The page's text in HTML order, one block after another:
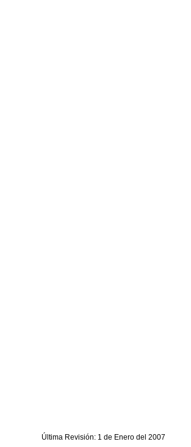
Última Revisión: 1 de Enero del 2007